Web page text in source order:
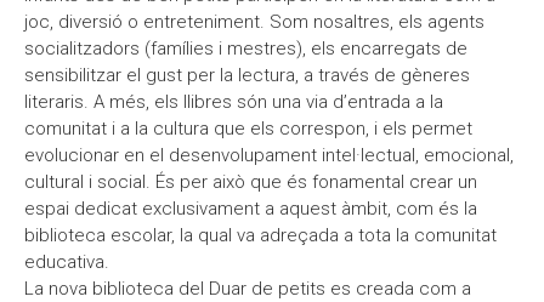
joc, diversió o entreteniment. Som nosaltres, els agents
socialitzadors (famílies i mestres), els encarregats de
sensibilitzar el gust per la lectura, a través de gèneres
literaris. A més, els llibres són una via d’entrada a la
comunitat i a la cultura que els correspon, i els permet
evolucionar en el desenvolupament intel·lectual, emocional,
cultural i social. És per això que és fonamental crear un
espai dedicat exclusivament a aquest àmbit, com és la
biblioteca escolar, la qual va adreçada a tota la comunitat
educativa.
La nova biblioteca del Duar de petits es creada com a